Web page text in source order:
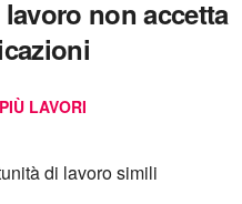
non accetta
LAVORI
di lavoro simili